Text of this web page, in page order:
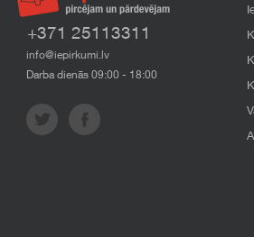
+371 25113311
info@iepirkumi.lv
Darba dienās 09:00 - 18:00